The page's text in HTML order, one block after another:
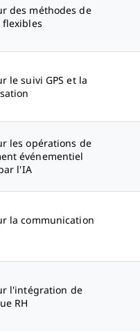
des méthodes de
flexibles
le suivi GPS et la
les opérations de
événementiel
l'IA
la communication
l'intégration de
RH